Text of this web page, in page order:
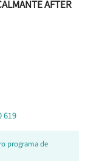
AFTER
619
programa de